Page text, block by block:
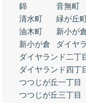
錦
音無町
清水町
緑が丘
油木町
新小が
新小が倉
ダイヤ
ダイヤランド二丁
ダイヤランド四丁
つつじが丘一丁目
つつじが丘三丁目